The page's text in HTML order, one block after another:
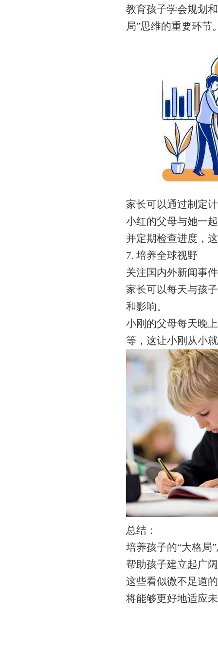
教育孩子学会规划
局”思维的重要环节
家长可以通过制定
小红的父母与她一
并定期检查进度，
7. 培养全球视野
关注国内外新闻事
家长可以每天与孩
和影响。
小刚的父母每天晚
等，这让小刚从小
总结：
培养孩子的“大格局
帮助孩子建立起广
这些看似微不足道
将能够更好地适应